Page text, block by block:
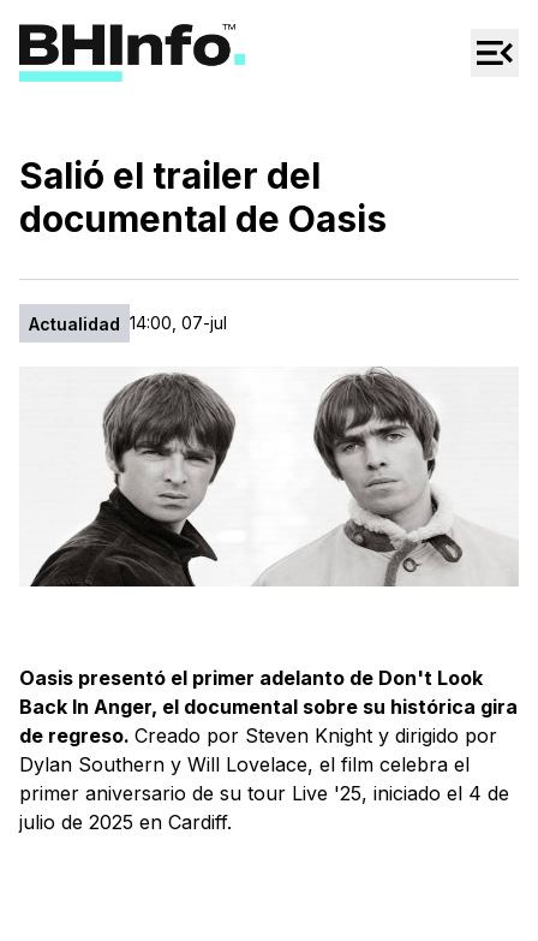
Regionales
Espectáculos
Tecno
Salió el trailer del
documental de Oasis
Actualidad 14:00, 07-jul
Oasis presentó el primer adelanto de Don't Look
Back In Anger, el documental sobre su histórica gira
de regreso. Creado por Steven Knight y dirigido por
Dylan Southern y Will Lovelace, el film celebra el
primer aniversario de su tour Live '25, iniciado el 4 de
julio de 2025 en Cardiff.